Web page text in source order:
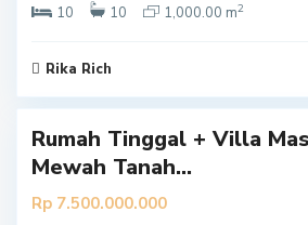
10
10 1,000.00 m2
Rika Rich
e
a
Rumah Tinggal + Villa
Mewah Tanah...
Rp 7.500.000.000